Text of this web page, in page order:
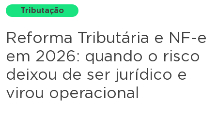
Tributação
Reforma Tributária e NF-e
em 2026: quando o risco
deixou de ser jurídico e
virou operacional